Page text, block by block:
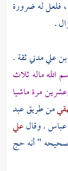
، فلعل له ضرورة
.
عليمدني ثقة .
الله ماله ثلاث
مرة ماشيا
من طريقعبد
عباس. وقالعلي
" أنه حج